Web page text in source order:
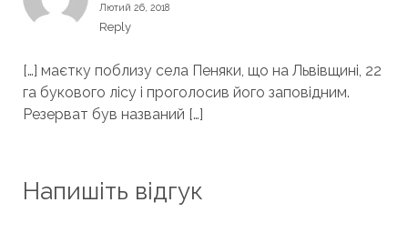
Лютий 26, 2018
Reply
[…] маєтку поблизу села Пеняки, що на Львівщині, 22
га букового лісу і проголосив його заповідним.
Резерват був названий […]
Напишіть відгук